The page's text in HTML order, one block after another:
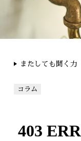
またしても聞く力
コラム